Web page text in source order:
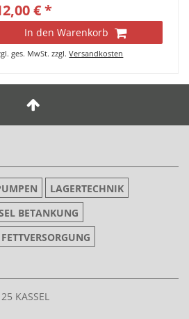
€ *
In den Warenkorb
ges. MwSt. zzgl.Versandkosten
LAGERTECHNIK
BETANKUNG
KASSEL